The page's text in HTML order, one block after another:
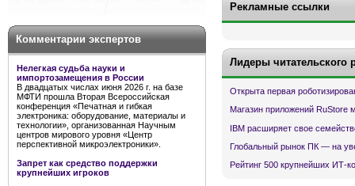
Комментарии экспертов
Нелегкая судьба науки и
импортозамещения в России
В двадцатых числах июня 2026 г. на базе
МФТИ прошла Вторая Всероссийская
конференция «Печатная и гибкая
электроника: оборудование, материалы и
технологии», организованная Научным
центров мирового уровня «Центр
перспективной микроэлектроники».
Запрет как средство поддержки
крупнейших игроков
Рекламные ссылки
Лидеры читательского
Открыта первая
Магазин приложений RuStore
IBM расширяет свое
Глобальный рынок ПК — на
Рейтинг 500 крупнейших ИТ-